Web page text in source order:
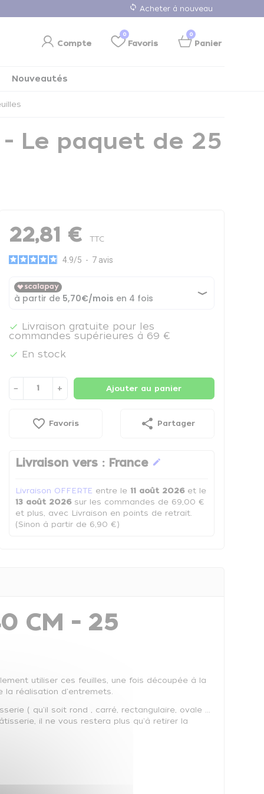
loop Acheter à nouveau
Compte
0
Favoris
0
Panier
Nouveautés
Le paquet de 25
22,81 € TTC
4.9/5 - 7 avis

Livraison gratuite pour les
commandes supérieures à 69 €
 En stock
− + Ajouter au panier
favorite_border Favoris share Partager
Livraison vers : France edit
Livraison OFFERTE entre le 11 août 2026et le
13 août 2026sur les commandes de 69,00 €
et plus, avec Livraison en points de retrait.
(Sinon à partir de 6,90 €)
CM - 25
utiliser ces feuilles, une fois découpée à la
la réalisation d'entremets.
( qu'il soit rond , carré, rectangulaire, ovale ...
il ne vous restera plus qu'à retirer la